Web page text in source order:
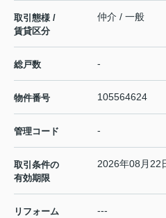
取引態様 /
賃貸区分
仲介 / 一般
総戸数 -
物件番号 105564624
管理コード -
取引条件の
有効期限
2026年08月22
リフォーム ---